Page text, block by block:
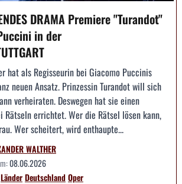
DRAMA Premiere "Turandot"
in der
hat als Regisseurin bei Giacomo Puccinis
neuen Ansatz. Prinzessin Turandot will sich
verheiraten. Deswegen hat sie einen
Rätseln errichtet. Wer die Rätsel lösen kann,
Wer scheitert, wird enthaupte...
WALTHER
08.06.2026
LänderDeutschlandOper